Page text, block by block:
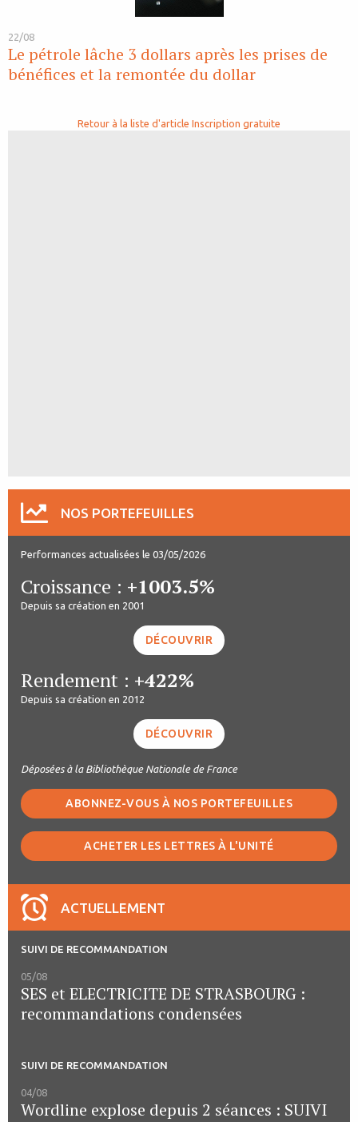
22/08
Le pétrole lâche 3 dollars après les prises de
bénéfices et la remontée du dollar
Retour à la liste d'article Inscription gratuite
NOS PORTEFEUILLES
Performances actualisées le 03/05/2026
Croissance : +1003.5%
Depuis sa création en 2001
DÉCOUVRIR
Rendement : +422%
Depuis sa création en 2012
DÉCOUVRIR
Déposées à la Bibliothèque Nationale de France
ABONNEZ-VOUS À NOS PORTEFEUILLES
ACHETER LES LETTRES À L'UNITÉ
ACTUELLEMENT
SUIVI DE RECOMMANDATION
05/08
SES et ELECTRICITE DE STRASBOURG :
recommandations condensées
SUIVI DE RECOMMANDATION
04/08
Wordline explose depuis 2 séances : SUIVI